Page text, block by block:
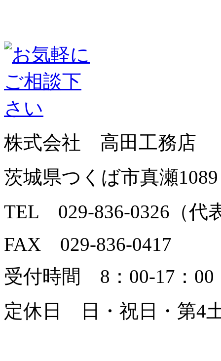
株式会社 高田工務店
茨城県つくば市真瀬1089
TEL 029-836-0326（代
FAX 029-836-0417
受付時間 8：00-17：00
定休日 日・祝日・第4